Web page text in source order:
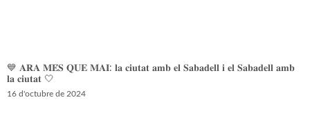
💙 𝐀𝐑𝐀 𝐌𝐄́𝐒 𝐐𝐔𝐄 𝐌𝐀𝐈: 𝐥𝐚 𝐜𝐢𝐮𝐭𝐚𝐭 𝐚𝐦𝐛 𝐞𝐥 𝐒𝐚𝐛𝐚𝐝𝐞𝐥𝐥 𝐢 𝐞𝐥 𝐒𝐚𝐛𝐚𝐝𝐞𝐥𝐥 𝐚𝐦𝐛
𝐥𝐚 𝐜𝐢𝐮𝐭𝐚𝐭 🤍
16 d'octubre de 2024